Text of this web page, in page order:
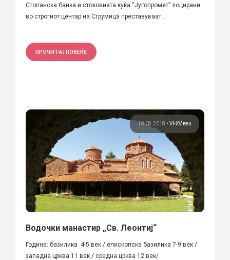
Стопанска банка и стоковната куќа “Jугопромет” лоцирани
во строгиот центар на Струмица преставуваат...
ПРОЧИТАЈ ПОВЕЌЕ
10.08.2018 • VI-XV век
Водочки манастир „Св. Леонтиј“
Година: базилика 4-5 век / епископска базилика 7-9 век /
западна црква 11 век / средна црква 12 век/